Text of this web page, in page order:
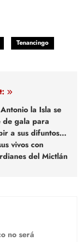
Tenancingo
la Isla se
de gala para
a sus difuntos…
vivos con
del Mictlán
no será